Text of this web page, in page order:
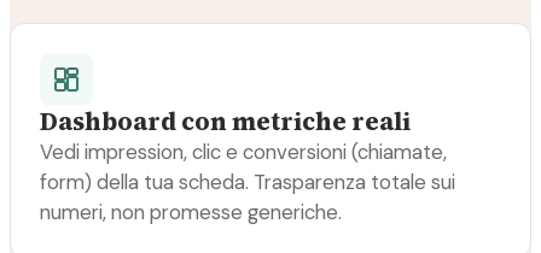
Dashboard con metriche reali
Vedi impression, clic e conversioni (chiamate,
form) della tua scheda. Trasparenza totale sui
numeri, non promesse generiche.